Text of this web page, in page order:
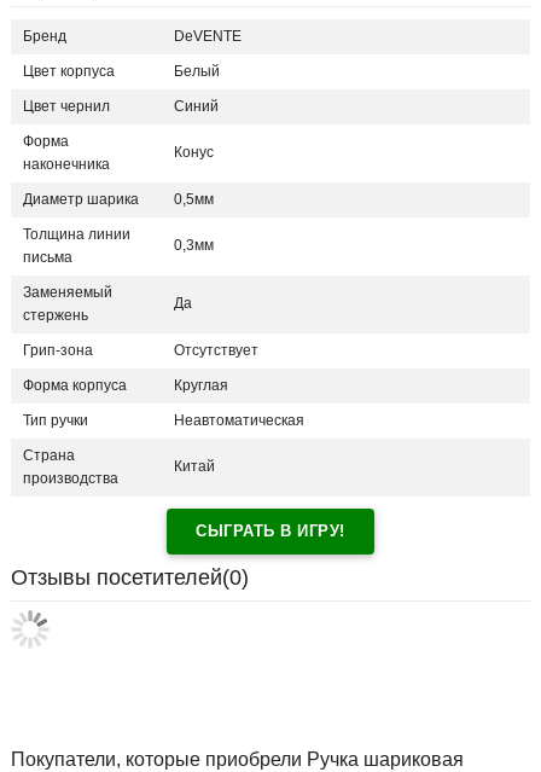
Бренд DeVENTE
Цвет корпуса Белый
Цвет чернил Синий
Форма
наконечника
Конус
Диаметр шарика 0,5мм
Толщина линии
письма
0,3мм
Заменяемый
стержень
Да
Грип-зона Отсутствует
Форма корпуса Круглая
Тип ручки Неавтоматическая
Страна
производства
Китай
СЫГРАТЬ В ИГРУ!
Отзывы посетителей(0)
Покупатели, которые приобрели Ручка шариковая